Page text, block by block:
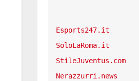
Esports247.it
SoloLaRoma.it
StileJuventus.com
Nerazzurri.news